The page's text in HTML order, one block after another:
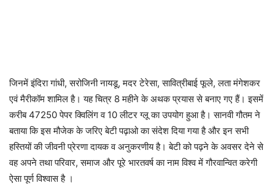
जिनमें इंदिरा गांधी, सरोजिनी नायडू, मदर टेरेसा, सावित्रीबाई फूले, लता मंगेशकर
एवं मैरीकॉम शामिल है। यह चित्र 8 महीने के अथक प्रयास से बनाए गए हैं। इसमें
करीब 47250 पेपर क्विलिंग व 10 लीटर ग्लू का उपयोग हुआ है। सानवी गौतम ने
बताया कि इस मौजेक के जरिए बेटी पढ़ाओ का संदेश दिया गया है और इन सभी
हस्तियों की जीवनी प्रेरणा दायक व अनुकरणीय है। बेटी को पढ़ने के अवसर देने से
वह अपने तथा परिवार, समाज और पूरे भारतवर्ष का नाम विश्व में गौरवान्वित करेगी
ऐसा पूर्ण विश्वास है ।